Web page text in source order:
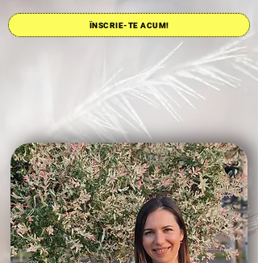
ÎNSCRIE-TE ACUM!